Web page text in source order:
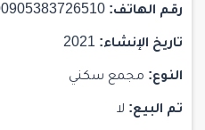
رقم الهاتف:
تاريخ الإنشاء:
النوع: مجمع سكني
تم البيع: